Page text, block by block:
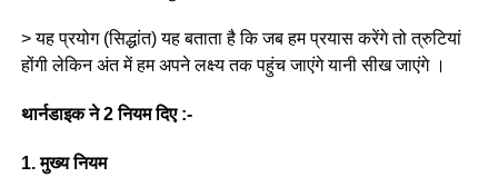
> यह प्रयोग (सिद्धांत) यह बताता है कि जब हम प्रयास करेंगे तो त्रुटियां
होंगी लेकिन अंत में हम अपने लक्ष्य तक पहुंच जाएंगे यानी सीख जाएंगे ।
थार्नडाइक ने 2 नियम दिए :-
1. मुख्य नियम